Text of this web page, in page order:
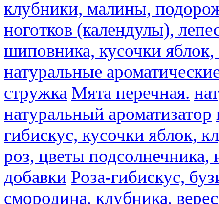
клубники, малины,
ноготков (календулы),
шиповника, кусочки
натуральные
стружка Мята перечная.
натуральный ароматизатор
гибискус, кусочки яблок,
роз, цветы подсолнечника,
добавки Роза-гибискус,
смородина, клубника,